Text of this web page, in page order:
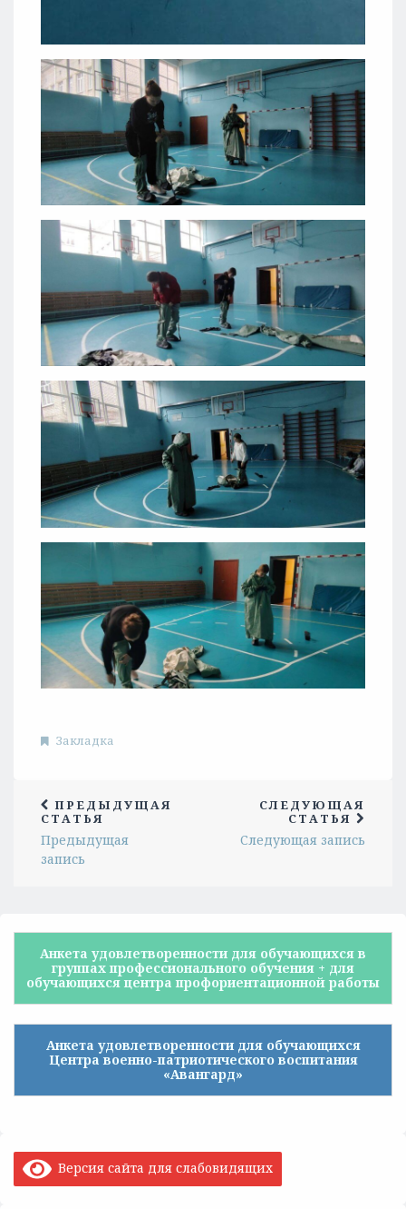
Закладка
ПРЕДЫДУЩАЯ
СТАТЬЯ
Предыдущая
запись
СЛЕДУЮЩАЯ
СТАТЬЯ
Следующая запись
Анкета удовлетворенности для обучающихся в
группах профессионального обучения + для
обучающихся центра профориентационной работы
Анкета удовлетворенности для обучающихся
Центра военно-патриотического воспитания
«Авангард»
Версия сайта для слабовидящих